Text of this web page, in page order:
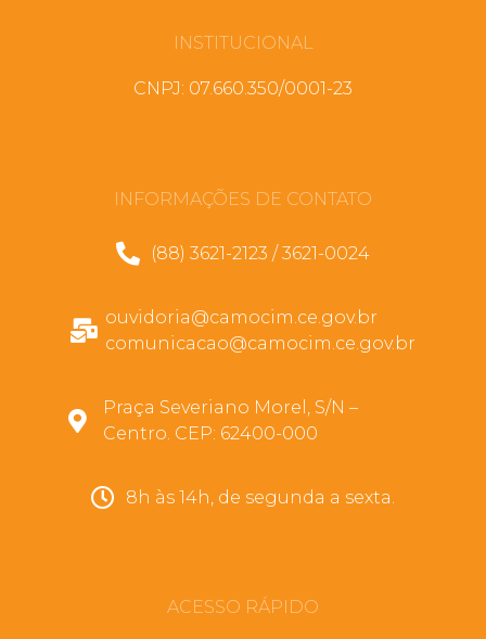
INSTITUCIONAL
CNPJ: 07.660.350/0001-23
INFORMAÇÕES DE CONTATO
(88) 3621-2123 / 3621-0024
ouvidoria@camocim.ce.gov.br
comunicacao@camocim.ce.gov.br
Praça Severiano Morel, S/N –
Centro. CEP: 62400-000
8h às 14h, de segunda a sexta.
ACESSO RÁPIDO